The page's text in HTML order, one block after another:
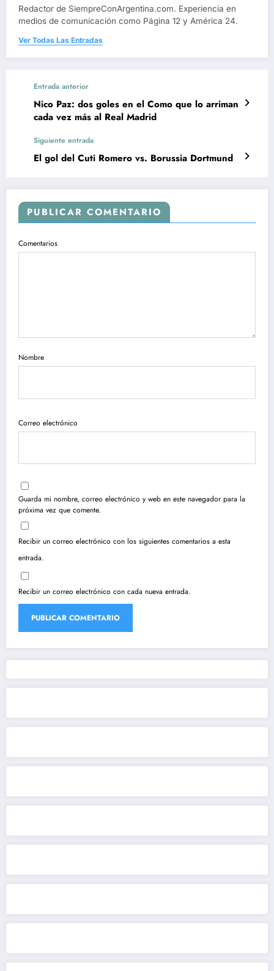
Redactor de SiempreConArgentina.com. Experiencia en
medios de comunicación como Página 12 y América 24.
Ver Todas Las Entradas
Entrada anterior
Nico Paz: dos goles en el Como que lo arriman
cada vez más al Real Madrid
Siguiente entrada
El gol del Cuti Romero vs. Borussia Dortmund
PUBLICAR COMENTARIO
Comentarios
Nombre
Correo electrónico
Guarda mi nombre, correo electrónico y web en este navegador para la
próxima vez que comente.
Recibir un correo electrónico con los siguientes comentarios a esta
entrada.
Recibir un correo electrónico con cada nueva entrada.